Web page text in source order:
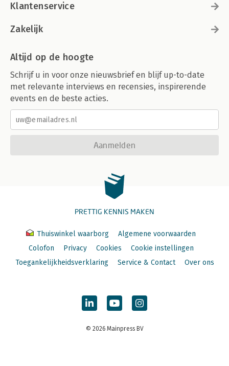
Klantenservice
Zakelijk
Altijd op de hoogte
Schrijf u in voor onze nieuwsbrief en blijf up-to-date
met relevante interviews en recensies, inspirerende
events en de beste acties.
Aanmelden
PRETTIG KENNIS MAKEN
Thuiswinkel waarborg
Algemene voorwaarden
Colofon
Privacy Cookies
Cookie instellingen
Toegankelijkheidsverklaring
Service & Contact Over ons
© 2026 Mainpress BV